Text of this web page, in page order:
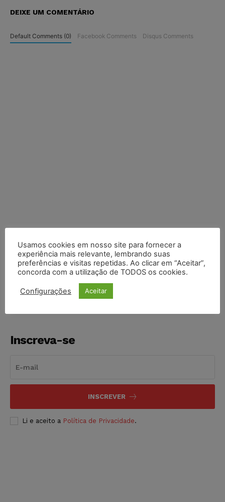
DEIXE UM COMENTÁRIO
Default Comments (0) Facebook Comments Disqus Comments
COMPARTILHE
Inscreva-se
INSCREVER
Li e aceito a Política de Privacidade.
Usamos cookies em nosso site para fornecer a
experiência mais relevante, lembrando suas
preferências e visitas repetidas. Ao clicar em “Aceitar”,
concorda com a utilização de TODOS os cookies.
Configurações Aceitar